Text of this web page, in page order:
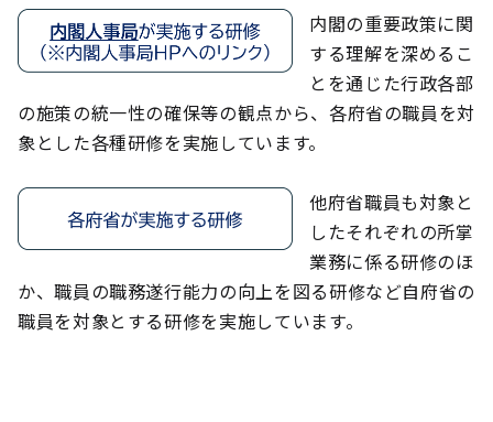
内閣の重要政策に関
する理解を深めるこ
とを通じた行政各部
の施策の統一性の確保等の観点から、各府省の職員を対
象とした各種研修を実施しています。
他府省職員も対象と
したそれぞれの所掌
業務に係る研修のほ
か、職員の職務遂行能力の向上を図る研修など自府省の
職員を対象とする研修を実施しています。